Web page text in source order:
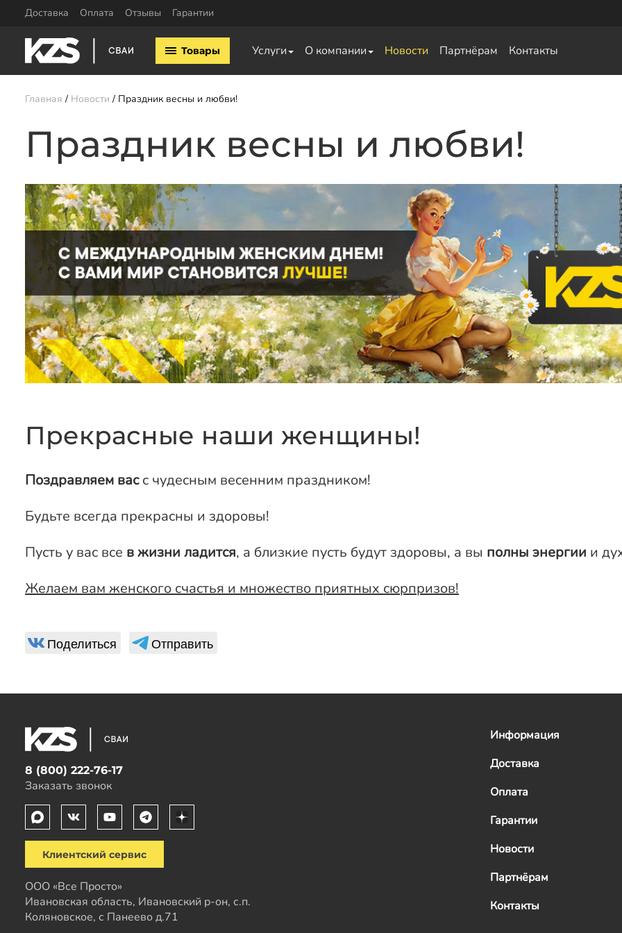
Доставка Оплата Отзывы Гарантии
Товары Услуги О компании Новости Партнёрам Контакты
Винтовые сваи 57мм
Винтовые сваи 108мм
Оголовки для винтовых свай
Заказать звонок
Главная Новости Праздник весны и любви!
Праздник весны и любви!
Прекрасные наши женщины!
Поздравляем васс чудесным весенним праздником!
Будьте всегда прекрасны и здоровы!
Пусть у вас все в жизни ладится, а близкие пусть будут здоровы, а вы полны энергии и
Желаем вам женского счастья и множество приятных сюрпризов!
Поделиться Отправить
8 (800) 222-76-17
Заказать звонок
Клиентский сервис
ООО «Все Просто»
Ивановская область, Ивановский р-он, с.п.
Коляновское, с Панеево д.71
Информация
Доставка
Оплата
Гарантии
Новости
Партнёрам
Контакты